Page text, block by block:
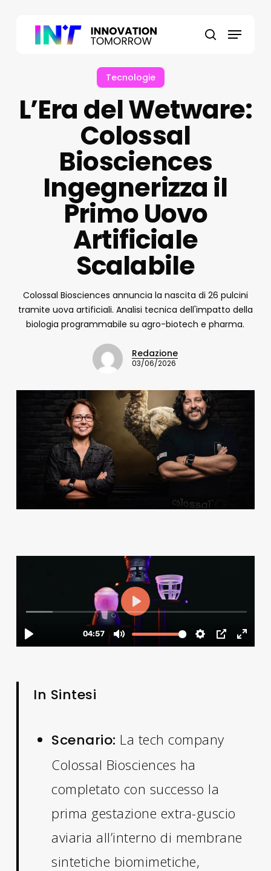
search
Menu
Tecnologie
L’Era del Wetware:
Colossal
Biosciences
Ingegnerizza il
Primo Uovo
Artificiale
Scalabile
Colossal Biosciences annuncia la nascita di 26 pulcini
tramite uova artificiali. Analisi tecnica dell'impatto della
biologia programmabile su agro-biotech e pharma.
Redazione
03/06/2026
In Sintesi
Scenario: La tech company
Colossal Biosciences ha
completato con successo la
prima gestazione extra-guscio
aviaria all’interno di membrane
sintetiche biomimetiche,